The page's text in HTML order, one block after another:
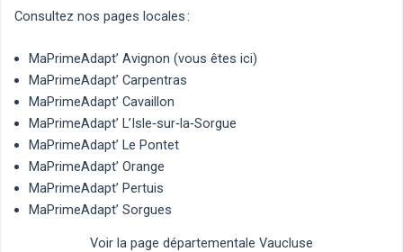
Consultez nos pages locales :
MaPrimeAdapt’ Avignon (vous êtes ici)
MaPrimeAdapt’ Carpentras
MaPrimeAdapt’ Cavaillon
MaPrimeAdapt’ L’Isle‑sur‑la‑Sorgue
MaPrimeAdapt’ Le Pontet
MaPrimeAdapt’ Orange
MaPrimeAdapt’ Pertuis
MaPrimeAdapt’ Sorgues
Voir la page départementale Vaucluse